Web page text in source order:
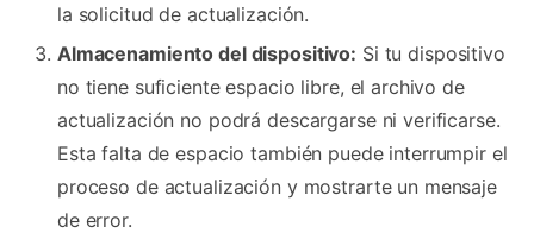
la solicitud de actualización.
Almacenamiento del dispositivo: Si tu dispositivo
no tiene suficiente espacio libre, el archivo de
actualización no podrá descargarse ni verificarse.
Esta falta de espacio también puede interrumpir el
proceso de actualización y mostrarte un mensaje
de error.